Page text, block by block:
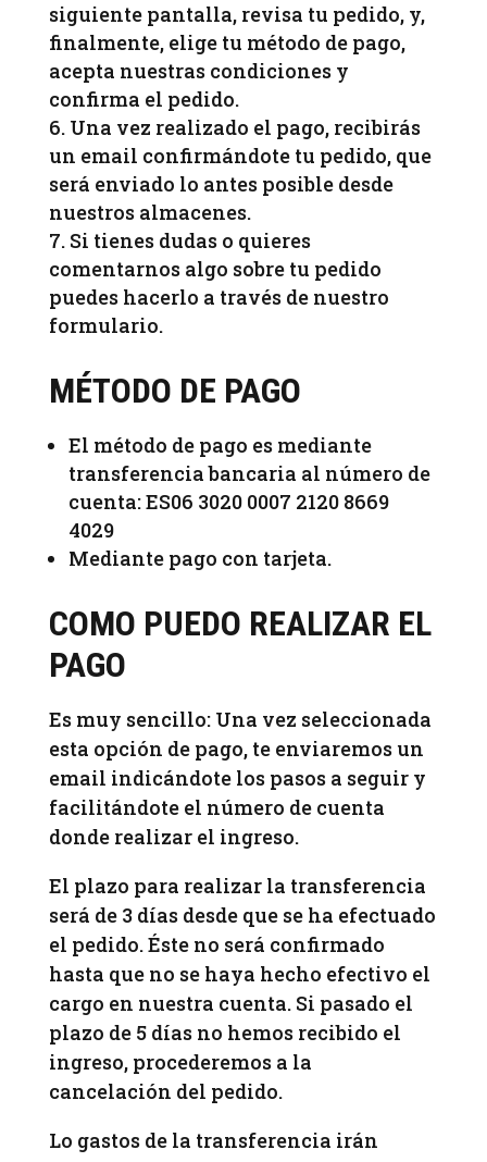
siguiente pantalla, revisa tu pedido, y,
finalmente, elige tu método de pago,
acepta nuestras condiciones y
confirma el pedido.
Una vez realizado el pago, recibirás
un email confirmándote tu pedido, que
será enviado lo antes posible desde
nuestros almacenes.
Si tienes dudas o quieres
comentarnos algo sobre tu pedido
puedes hacerlo a través de nuestro
formulario.
MÉTODO DE PAGO
El método de pago es mediante
transferencia bancaria al número de
cuenta: ES06 3020 0007 2120 8669
4029
Mediante pago con tarjeta.
COMO PUEDO REALIZAR EL
PAGO
Es muy sencillo: Una vez seleccionada
esta opción de pago, te enviaremos un
email indicándote los pasos a seguir y
facilitándote el número de cuenta
donde realizar el ingreso.
El plazo para realizar la transferencia
será de 3 días desde que se ha efectuado
el pedido. Éste no será confirmado
hasta que no se haya hecho efectivo el
cargo en nuestra cuenta. Si pasado el
plazo de 5 días no hemos recibido el
ingreso, procederemos a la
cancelación del pedido.
Lo gastos de la transferencia irán